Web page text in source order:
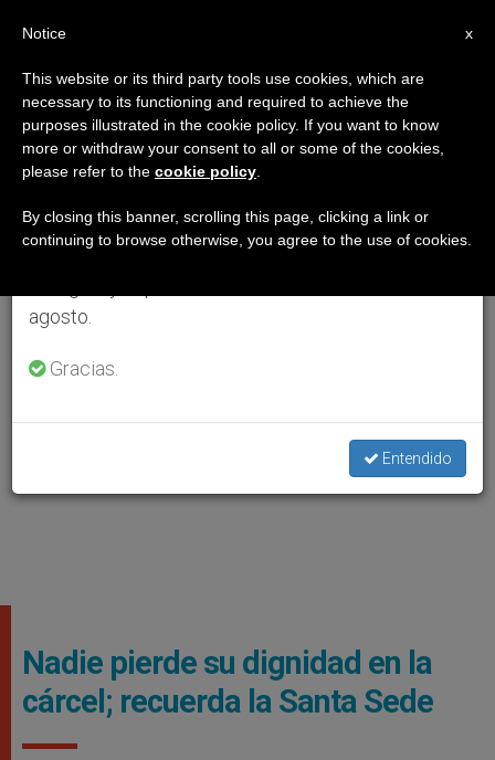
Nadie pierde su dignidad en la
cárcel; recuerda la Santa Sede
×
Aviso importante
Del 27 de julio al 7 de agosto haremos la pausa
anual, aprovechando que en el periodo de verano
se generan menos informaciones y también el
agosto.
Gracias.
Entendido
x
Notice
This website or its third party tools use cookies, which are
necessary to its functioning and required to achieve the
purposes illustrated in the cookie policy. If you want to know
more or withdraw your consent to all or some of the cookies,
please refer to the cookie policy
By closing this banner, scrolling this page, clicking a link or
continuing to browse otherwise, you agree to the use of cookies.